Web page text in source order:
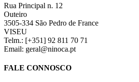
Rua Principal n. 12
Outeiro
3505-334 São Pedro de France
VISEU
Telm.: [+351] 92 811 70 71
Email: geral@ninoca.pt
FALE CONNOSCO